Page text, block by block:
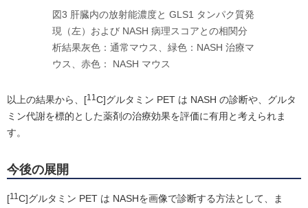
図3 肝臓内の放射能濃度と GLS1 タンパク質発
現（左）および NASH 病理スコアとの相関分
析結果灰色：通常マウス、緑色：NASH 治療マ
ウス、赤色： NASH マウス
以上の結果から、[11 C]グルタミン PET は NASH の診断や、グルタ
ミン代謝を標的とした薬剤の治療効果を評価に有用と考えられま
す。
今後の展開
[11 C]グルタミン PET は NASHを画像で診断する方法として、ま